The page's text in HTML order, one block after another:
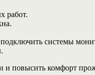
работ.
системы
и повысить комфорт